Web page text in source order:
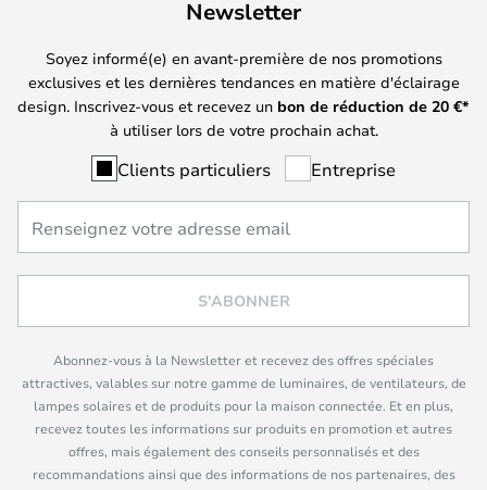
Newsletter
Soyez informé(e) en avant-première de nos promotions
exclusives et les dernières tendances en matière d'éclairage
design. Inscrivez-vous et recevez un bon de réduction de 20 €*
à utiliser lors de votre prochain achat.
Clients particuliers Entreprise
S'ABONNER
Abonnez-vous à la Newsletter et recevez des offres spéciales
attractives, valables sur notre gamme de luminaires, de ventilateurs, de
lampes solaires et de produits pour la maison connectée. Et en plus,
recevez toutes les informations sur produits en promotion et autres
offres, mais également des conseils personnalisés et des
recommandations ainsi que des informations de nos partenaires, des